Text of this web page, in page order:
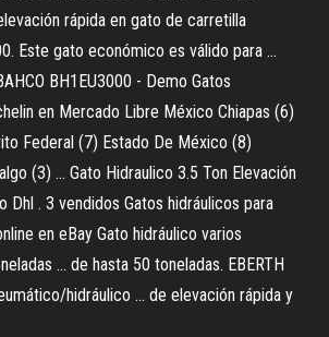
rápida en gato de carretilla
Este gato económico es válido para ...
BH1EU3000 - Demo Gatos
en Mercado Libre México Chiapas (6)
Federal (7) Estado De México (8)
(3) ... Gato Hidraulico 3.5 Ton Elevación
Dhl . 3 vendidos Gatos hidráulicos para
en eBay Gato hidráulico varios
... de hasta 50 toneladas. EBERTH
hidráulico ... de elevación rápida y